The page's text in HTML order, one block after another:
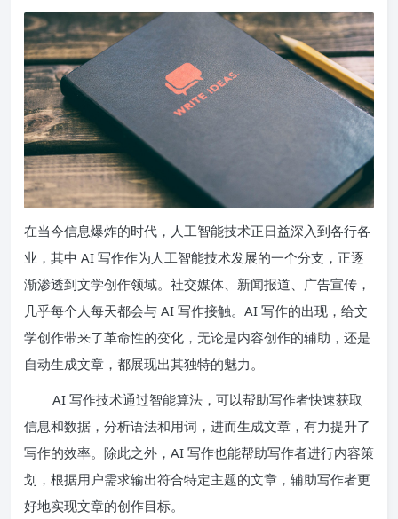
在当今信息爆炸的时代，人工智能技术正日益深入到各行各
业，其中 AI 写作作为人工智能技术发展的一个分支，正逐
渐渗透到文学创作领域。社交媒体、新闻报道、广告宣传，
几乎每个人每天都会与 AI 写作接触。AI 写作的出现，给文
学创作带来了革命性的变化，无论是内容创作的辅助，还是
自动生成文章，都展现出其独特的魅力。
AI 写作技术通过智能算法，可以帮助写作者快速获取
信息和数据，分析语法和用词，进而生成文章，有力提升了
写作的效率。除此之外，AI 写作也能帮助写作者进行内容策
划，根据用户需求输出符合特定主题的文章，辅助写作者更
好地实现文章的创作目标。